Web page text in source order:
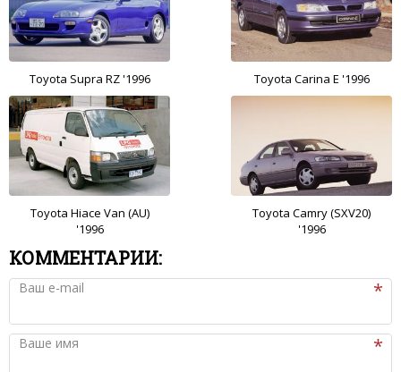
Toyota Supra RZ '1996 Toyota Carina E '1996
Toyota Hiace Van (AU)
'1996
Toyota Camry (SXV20)
'1996
КОММЕНТАРИИ:
Ваш e-mail
Ваше имя